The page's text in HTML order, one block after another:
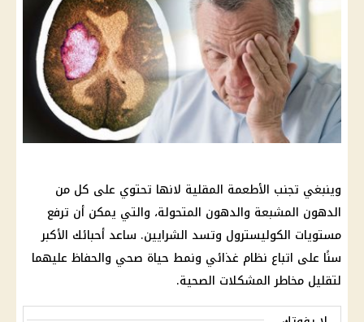
وينبغي تجنب الأطعمة المقلية لانها تحتوي على كل من
الدهون المشبعة والدهون المتحولة، والتي يمكن أن ترفع
مستويات الكوليسترول وتسد الشرايين. ساعد أحبائك الأكبر
سنًا على اتباع نظام غذائي ونمط حياة صحي والحفاظ عليهما
لتقليل مخاطر المشكلات الصحية.